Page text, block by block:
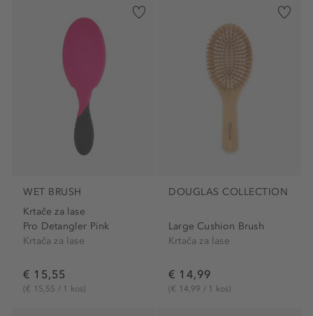
WET BRUSH
Krtače za lase
Pro Detangler Pink
Krtača za lase
€ 15,55
(€ 15,55 / 1 kos)
DOUGLAS COLLECTION
Large Cushion Brush
Krtača za lase
€ 14,99
(€ 14,99 / 1 kos)